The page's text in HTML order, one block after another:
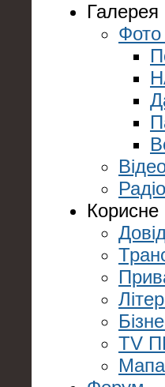
Галерея
Фото
Корисне
TV
Мапа